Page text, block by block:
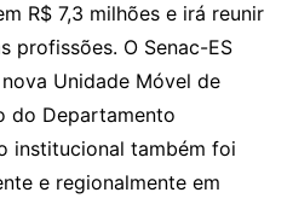
R$ 7,3 milhões e irá reunir
profissões. O Senac-ES
Unidade Móvel de
do Departamento
institucional também foi
e regionalmente em